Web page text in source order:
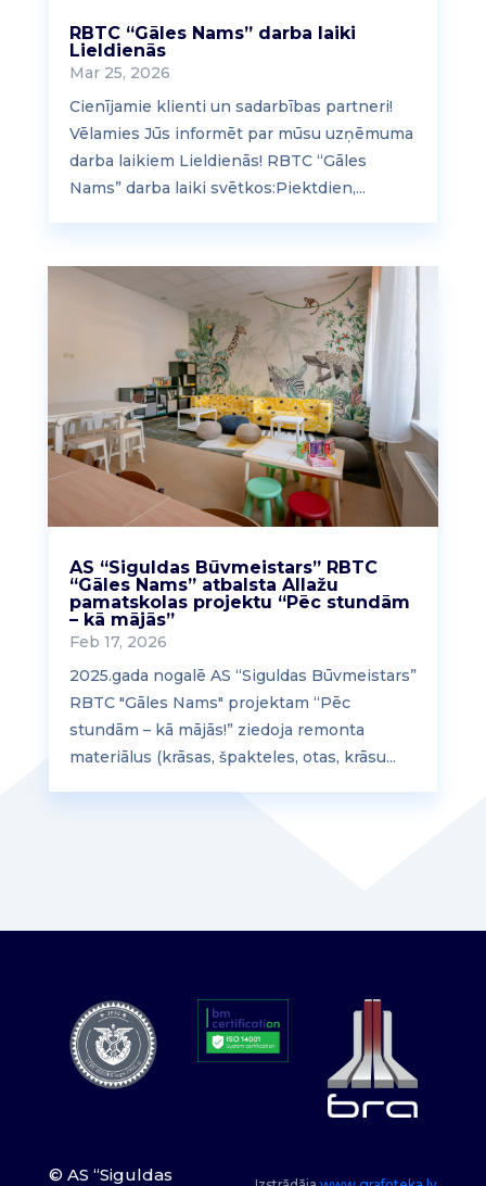
RBTC “Gāles Nams” darba laiki
Lieldienās
Mar 25, 2026
Cienījamie klienti un sadarbības partneri!
Vēlamies Jūs informēt par mūsu uzņēmuma
darba laikiem Lieldienās! RBTC “Gāles
Nams” darba laiki svētkos:Piektdien,...
AS “Siguldas Būvmeistars” RBTC
“Gāles Nams” atbalsta Allažu
pamatskolas projektu “Pēc stundām
– kā mājās”
Feb 17, 2026
2025.gada nogalē AS “Siguldas Būvmeistars”
RBTC "Gāles Nams" projektam “Pēc
stundām – kā mājās!” ziedoja remonta
materiālus (krāsas, špakteles, otas, krāsu...
© AS “Siguldas